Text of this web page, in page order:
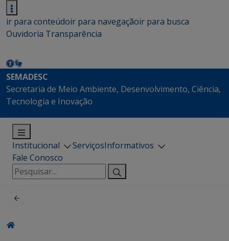
ir para conteúdoir para navegaçãoir para busca
Ouvidoria Transparência
SEMADESC
Secretaria de Meio Ambiente, Desenvolvimento, Ciência,
Tecnologia e Inovação
Institucional ServiçosInformativos
Fale Conosco
Pesquisar
por: